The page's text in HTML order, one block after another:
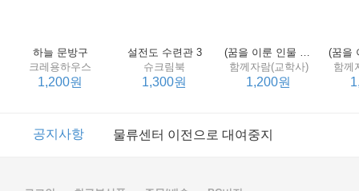
하늘 문방구
크레용하우스
1,200원
설전도 수련관 3
슈크림북
1,300원
(꿈을 이룬 인물 탐구 2) 제인 구달
함께자람(교학사)
1,200원
함께
이벤트 2017년 리브피아 여름방학 참고서 이벤트
공지사항 물류센터 이전으로 대여중지